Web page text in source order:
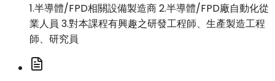
1.半導體/FPD相關設備製造商 2.半導體/FPD廠自動化從
業人員 3.對本課程有興趣之研發工程師、生產製造工程
師、研究員